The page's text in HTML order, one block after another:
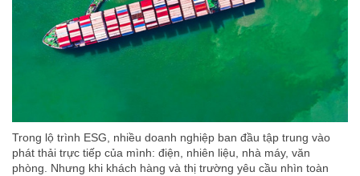
Trong lộ trình ESG, nhiều doanh nghiệp ban đầu tập trung vào
phát thải trực tiếp của mình: điện, nhiên liệu, nhà máy, văn
phòng. Nhưng khi khách hàng và thị trường yêu cầu nhìn toàn